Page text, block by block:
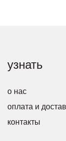
узнать
о нас
оплата и
контакты